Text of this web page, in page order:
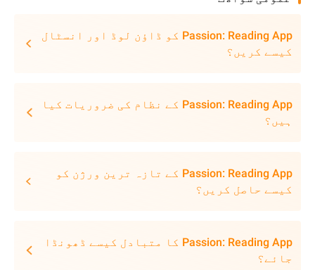
Passion: Reading App کو ڈاؤن لوڈ اور انسٹال
کیسے کریں؟
Passion: Reading App کے نظام کی ضروریات کیا
ہیں؟
Passion: Reading App کے تازہ ترین ورژن کو
کیسے حاصل کریں؟
Passion: Reading App کا متبادل کیسے ڈھونڈا
جائے؟